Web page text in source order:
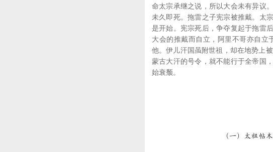
命太宗承继之说，所以大会未有异议
未久即死。拖雷之子宪宗被推戴。太
是开始。宪宗死后，争夺复起于拖雷
大会的推戴而自立，阿里不哥亦自立
他。伊儿汗国虽附世祖，却在地势上
蒙古大汗的号令，就不能行于全帝国
始衰颓。